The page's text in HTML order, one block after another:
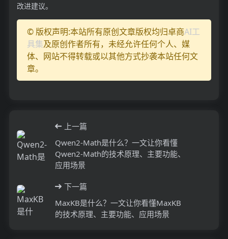
改进建议。
© 版权声明:本站所有原创文章版权均归卓商AI工
具集及原创作者所有，未经允许任何个人、媒
体、网站不得转载或以其他方式抄袭本站任何文
章。
上一篇
Qwen2-Math是什么？一文让你看懂
Qwen2-Math的技术原理、主要功能、
应用场景
下一篇
MaxKB是什么？一文让你看懂MaxKB
的技术原理、主要功能、应用场景